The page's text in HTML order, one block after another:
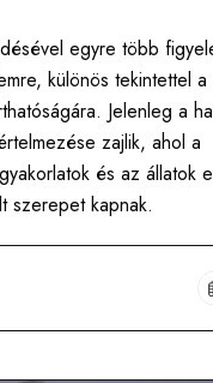
egyre több
különös tekintettel a
Jelenleg a
zajlik, ahol a
és az állatok
szerepet kapnak.